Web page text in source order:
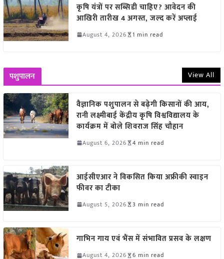
कृषि यंत्रों पर सब्सिडी चाहिए? आवेदन की
आखिरी तारीख 4 अगस्त, जल्द करें अप्लाई
August 4, 2026 1 min read
पशुपालन View All
वैज्ञानिक पशुपालन से बढ़ेगी किसानों की आय,
रानी लक्ष्मीबाई केंद्रीय कृषि विश्वविद्यालय के
कार्यक्रम में बोले शिवराज सिंह चौहान
August 6, 2026 4 min read
आईसीएआर ने विकसित किया अफ्रीकी स्वाइन
फीवर का टीका
August 5, 2026 3 min read
गाभिन गाय एवं भैंस में संभावित प्रसव के लक्षण
August 4, 2026 6 min read